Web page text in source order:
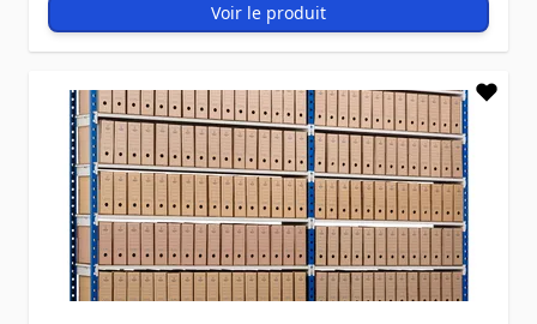
Voir le produit